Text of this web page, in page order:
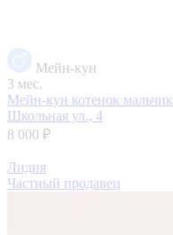
Мейн-кун
3 мес.
Мейн-кун котенок мальчик
Школьная ул., 4
8 000 ₽
Лидия
Частный продавец